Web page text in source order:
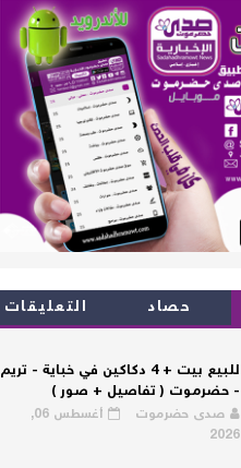
حصاد التعليقات
للبيع بيت + 4 دكاكين في خباية - تريم
- حضرموت ( تفاصيل + صور )
صدى حضرموت
أغسطس 06,
2026